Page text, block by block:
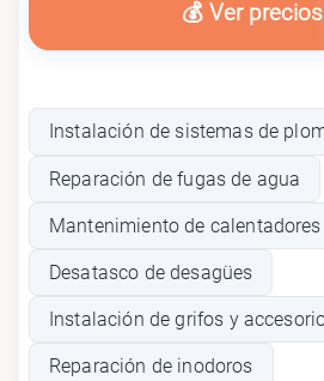
💰 Ver precios
Instalación de sistemas de
Reparación de fugas de agua
Mantenimiento de
Desatasco de desagües
Instalación de grifos y
Reparación de inodoros